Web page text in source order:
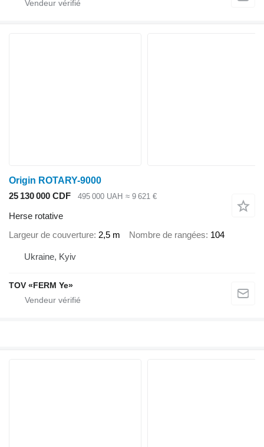
Origin ROTARY-9000
25 130 000 CDF
495 000 UAH ≈ 9 621 €
Herse rotative
Largeur de couverture 2,5 m Nombre de rangées 104
Ukraine, Kyiv
TOV «FERM Ye»